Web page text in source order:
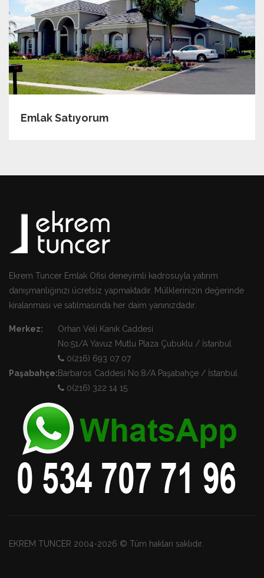
Emlak Satıyorum
Ekrem Tuncer Emlak Ofisi deneyimli kadrosuyla yatırım
danışmanlığınızı ücretsiz yapmaktadır. Mülklerinizin değerinde
kiralanması ve satılmasında her daim yanınızdadır.
Merkez:
Orhan Veli Kanık Caddesi
No:51/A Yavuz Mutlu Plaza Çubuklu / İstanbul
0(216) 693 07 07
Paşabahçe:Barbaros Caddesi No:8/A Paşabahçe / İstanbul
0(216) 322 14 15
EKREM TUNCER 2004-2026 © Tüm hakları saklıdır.